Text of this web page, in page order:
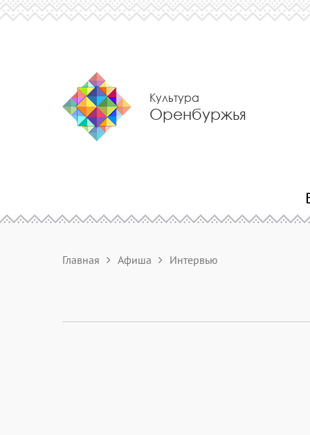
Культура
Оренбуржья
Главная Афиша Интервью